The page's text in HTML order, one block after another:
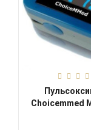
Choicemmed